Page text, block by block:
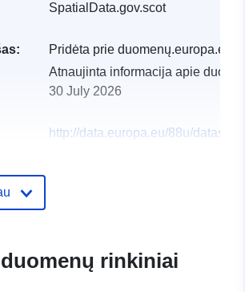
SpatialData.gov.scot
Pridėta prie duomenų.europa.eu:
Atnaujinta informacija apie
30 July 2026
http://data.europa.eu/88u/
rinkiniai